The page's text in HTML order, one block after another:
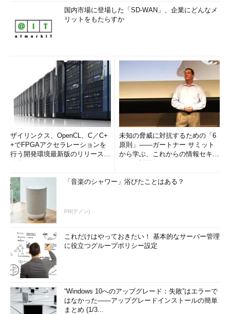
国内市場に登場した「SD-WAN」、企業にどんなメ
リットをもたらすか
ザイリンクス、OpenCL、C／C+
+でFPGAアクセラレーションを
行う開発環境最新版のリリースを
未知の脅威に対抗するための「6
原則」――ガートナー サミット
から学ぶ、これからの情報セキュ
「音楽のシャワー」浴びたことはある？
PR(デノン)
これだけはやっておきたい！ 基本的なサーバー管理
に役立つグループポリシー設定
“Windows 10へのアップグレード：失敗”はエラーで
はなかった――アップグレードインストールの簡単
まとめ (1/3...